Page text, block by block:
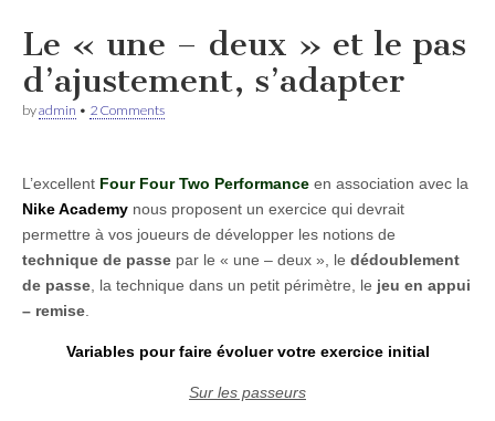
Le « une – deux » et le pas
d’ajustement, s’adapter
byadmin • 2 Comments
L’excellent Four Four Two Performance en association avec la
Nike Academy nous proposent un exercice qui devrait
permettre à vos joueurs de développer les notions de
technique de passe par le « une – deux », le dédoublement
de passe , la technique dans un petit périmètre, le jeu en appui
– remise
Variables pour faire évoluer votre exercice initial
Sur les passeurs